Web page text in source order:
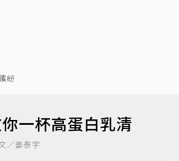
紛
一杯高蛋白乳清
／姜泰宇